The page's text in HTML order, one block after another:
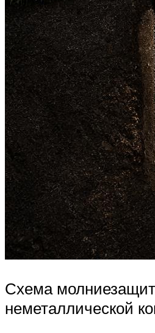
Схема
неметаллической